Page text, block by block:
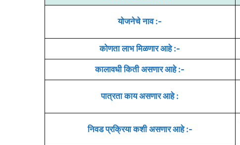
योजनेचे नाव :-
कोणता लाभ मिळणार आहे :-
कालावधी किती असणार आहे :-
पात्रता काय असणार आहे :
निवड प्रक्रिया कशी असणार आहे :-